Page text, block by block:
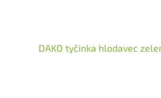
DAKO tyčinka hlodavec